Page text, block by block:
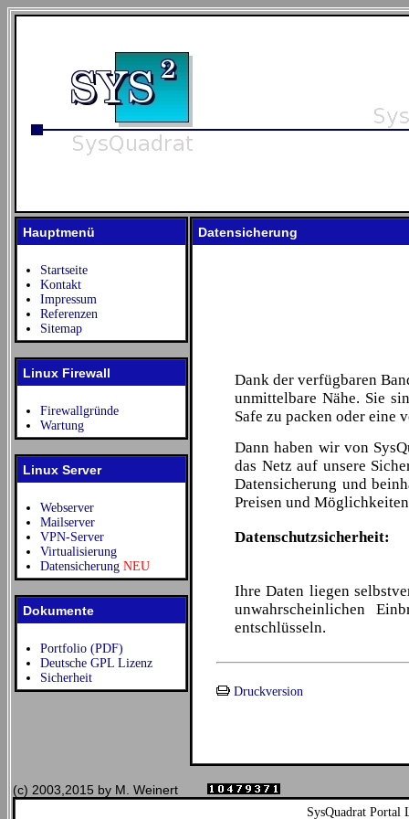
Hauptmenü
Startseite
Kontakt
Impressum
Referenzen
Sitemap
Linux Firewall
Firewallgründe
Wartung
Linux Server
Webserver
Mailserver
VPN-Server
Virtualisierung
DatensicherungNEU
Dokumente
Portfolio (PDF)
Deutsche GPL Lizenz
Sicherheit
Datensicherung
Dank der verfügbaren
unmittelbare Nähe. Sie
Safe zu packen oder eine
Dann haben wir von
das Netz auf unsere
Datensicherung und
Preisen und
Datenschutzsicherheit:
Ihre Daten liegen
unwahrscheinlichen
entschlüsseln.
Druckversion
(c) 2003,2015 by M. Weinert
SysQuadrat